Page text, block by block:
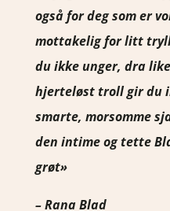
også for deg som er
mottakelig for litt
du ikke unger, dra
hjerteløst troll gir du
smarte, morsomme
den intime og tette
grøt»
– Rana Blad